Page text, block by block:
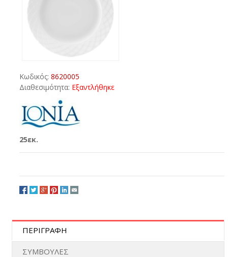
Κωδικός: 8620005
Διαθεσιμότητα: Εξαντλήθηκε
25εκ.
ΠΕΡΙΓΡΑΦΗ
ΣΥΜΒΟΥΛΕΣ